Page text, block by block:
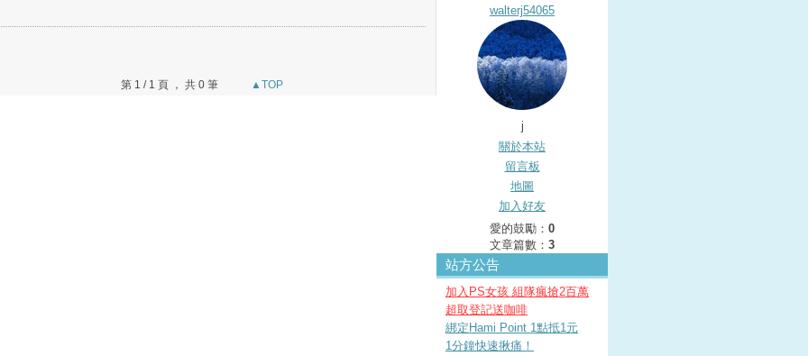
第 1 / 1 頁 ， 共 0 筆 ▲TOP
walterj54065
j
關於本站
留言板
地圖
加入好友
愛的鼓勵： 0
文章篇數： 3
站方公告
加入PS女孩 組隊瘋搶2百萬
超取登記送咖啡
綁定Hami Point 1點抵1元
1分鐘快速揪痛！